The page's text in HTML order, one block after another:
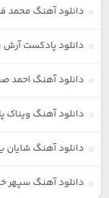
دانلود آهنگ محمد
دانلود پادکست آرش
دانلود آهنگ احمد
دانلود آهنگ ویناک
دانلود آهنگ شایان
دانلود آهنگ سپهر